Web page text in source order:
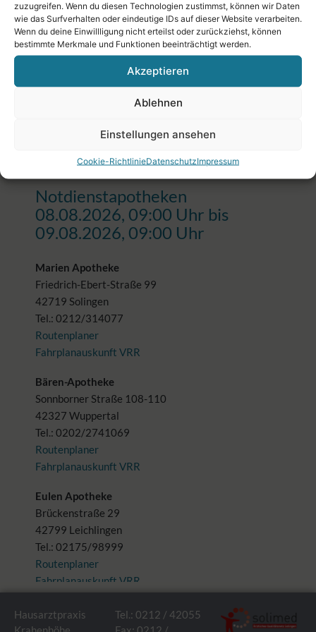
zuzugreifen. Wenn du diesen Technologien zustimmst, können wir Daten
wie das Surfverhalten oder eindeutige IDs auf dieser Website verarbeiten.
Wenn du deine Einwillligung nicht erteilst oder zurückziehst, können
bestimmte Merkmale und Funktionen beeinträchtigt werden.
Akzeptieren
Ablehnen
Einstellungen ansehen
Cookie-RichtlinieDatenschutzImpressum
Uhr des Anfangstages bis 9.00 Uhr des Folgetages geleistet.
Angezeigt werden die nächsten 4 Notdienstapotheken
aufsteigend sortiert nach Entfernung (Luftlinie) bezogen auf
42659 Solingen. Da sich Apothekennotdienste kurzfristig
ändern können, sind die hier dargestellten Informationen
der Angaben übernehmen. Um sicher zu gehen, sollten Sie
Hausarztpraxis
Tel.: 0212 / 42055